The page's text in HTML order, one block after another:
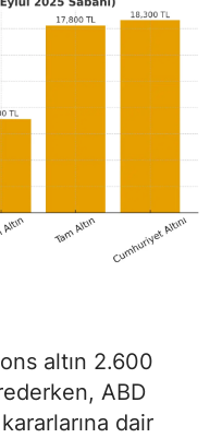
altın 2.600
ABD
dair